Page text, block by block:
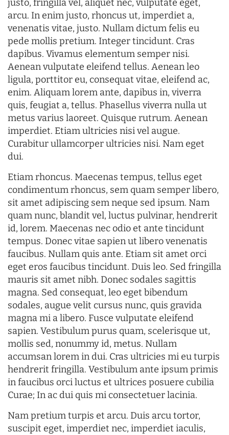
justo, fringilla vel, aliquet nec, vulputate eget,
arcu. In enim justo, rhoncus ut, imperdiet a,
venenatis vitae, justo. Nullam dictum felis eu
pede mollis pretium. Integer tincidunt. Cras
dapibus. Vivamus elementum semper nisi.
Aenean vulputate eleifend tellus. Aenean leo
ligula, porttitor eu, consequat vitae, eleifend ac,
enim. Aliquam lorem ante, dapibus in, viverra
quis, feugiat a, tellus. Phasellus viverra nulla ut
metus varius laoreet. Quisque rutrum. Aenean
imperdiet. Etiam ultricies nisi vel augue.
Curabitur ullamcorper ultricies nisi. Nam eget
dui.
Etiam rhoncus. Maecenas tempus, tellus eget
condimentum rhoncus, sem quam semper libero,
sit amet adipiscing sem neque sed ipsum. Nam
quam nunc, blandit vel, luctus pulvinar, hendrerit
id, lorem. Maecenas nec odio et ante tincidunt
tempus. Donec vitae sapien ut libero venenatis
faucibus. Nullam quis ante. Etiam sit amet orci
eget eros faucibus tincidunt. Duis leo. Sed fringilla
mauris sit amet nibh. Donec sodales sagittis
magna. Sed consequat, leo eget bibendum
sodales, augue velit cursus nunc, quis gravida
magna mi a libero. Fusce vulputate eleifend
sapien. Vestibulum purus quam, scelerisque ut,
mollis sed, nonummy id, metus. Nullam
accumsan lorem in dui. Cras ultricies mi eu turpis
hendrerit fringilla. Vestibulum ante ipsum primis
in faucibus orci luctus et ultrices posuere cubilia
Curae; In ac dui quis mi consectetuer lacinia.
Nam pretium turpis et arcu. Duis arcu tortor,
suscipit eget, imperdiet nec, imperdiet iaculis,